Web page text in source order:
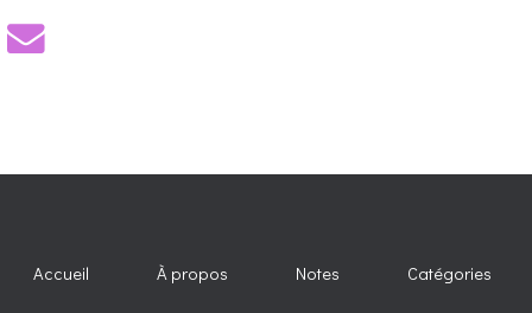
Accueil À propos Notes Catégories